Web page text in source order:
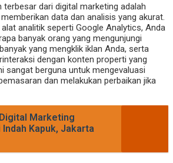
terbesar dari digital marketing adalah
data dan analisis yang akurat.
analitik seperti Google Analytics, Anda
banyak orang yang mengunjungi
yang mengklik iklan Anda, serta
dengan konten properti yang
sangat berguna untuk mengevaluasi
dan melakukan perbaikan jika
Marketing
Kapuk, Jakarta